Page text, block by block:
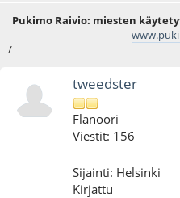
Pukimo Raivio: miesten
/
tweedster
Flanööri
Viestit: 156
Sijainti: Helsinki
Kirjattu